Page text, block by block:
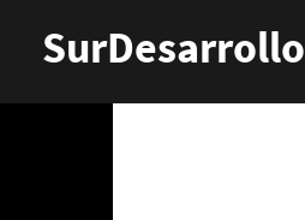
SurDesarrollo